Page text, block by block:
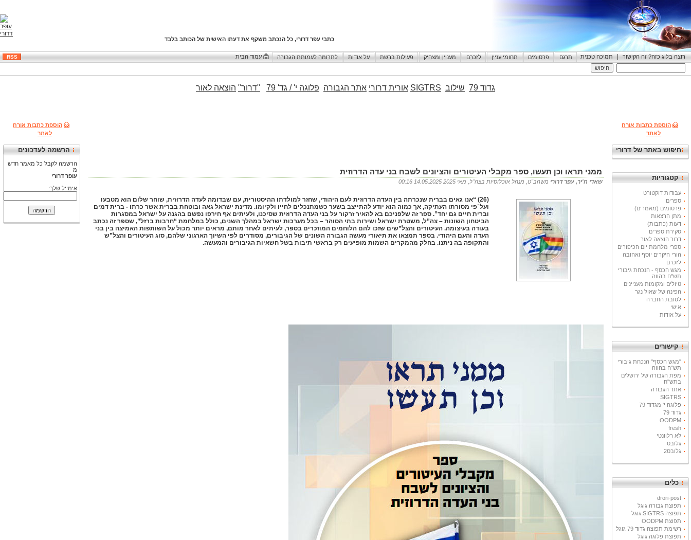
כתבי עפר דרורי, כל הנכתב משקף את דעתו האישית של הכותב בלבד
RSS רוצה בלוג כזה? זה הקישור | תמיכה טכנית תרגם פרסומים תחומי עניין לזכרם מעניין ומצחיק פעילות ברשת על אודות לתרומה לעמותת הגבורה עמוד הבית
הוספת כתבות אורח
לאתר
הרשמה לעדכונים
הרשמה לקבל כל מאמר חדש
מ
עופר דרורי
אימייל שלך:
הוספת כתבות אורח
לאתר
חיפוש באתר של דרורי
קטגוריות
עבודות דוקטורט
ספרים
פרסומים (מאמרים)
מתן הרצאות
דעות (כתבות)
סקירת ספרים
דרור הוצאה לאור
ספרי מלחמת יום הכיפורים
הורי היקרים יוסף ואהובה
לזכרם
מגש הכסף - הנכחת גיבורי
תש"ח בהווה
טיולים ומקומות מעניינים
הפינה של שאול נגר
לטובת החברה
אישי
על אודות
קישורים
"מגש הכסף" הנכחת גיבורי
תש"ח בהווה
מפת הגבורה של ירושלים
בתש"ח
אתר הגבורה
SIGTRS
פלוגה י' מגדוד 79
גדוד 79
OODPM
fresh
לא רלוונטי
גלובס
גלובס2
כלים
drori-post
תפוצת גבורה גוגל
תפוצה SIGTRS גוגל
תפוצת OODPM
רשימת תפוצה גדוד 79 גוגל
תפוצת פלוגה גוגל
גדוד 79 שילוב SIGTRS אורית דרורי אתר הגבורה פלוגה י' / גד' 79 "דרור" הוצאה לאור
ממני תראו וכן תעשו, ספר מקבלי העיטורים והציונים לשבח בני עדה הדרוזית
שאדי ח'יר, עפר דרורי משהב"ט, מנהל אוכלוסיות בצה"ל, מאי 2025 14.05.2025 00:16
(26) “אנו גאים בברית שנכרתה בין העדה הדרוזית לעם היהודי, שחזר למולדתו ההיסטורית, עם שבדומה לעדה הדרוזית, שוחר שלום הוא מטבעו
ועל־פי מסורתו העתיקה, אך כמוה הוא יודע להתייצב בשער כשמתנכלים לחייו ולקיומו. מדינת ישראל גאה ובוטחת בברית אשר כרתו - ברית דמים
וברית חיים גם יחד”. ספר זה שלפניכם בא להאיר זרקור על בני העדה הדרוזית שסיכנו, ולעיתים אף חירפו נפשם בהגנה על ישראל במסגרות
הביטחון השונות – צה”ל, משטרת ישראל ושירות בתי הסוהר – בכל מערכות ישראל במהלך השנים, כולל במלחמת “חרבות ברזל”, שספר זה נכתב
בעודה בעיצומה. העיטורים והצל”שים שזכו להם הלוחמים המוזכרים בספר, לעיתים לאחר מותם, מראים יותר מכול על השותפות האמיצה בין בני
העדה והעם היהודי. בספר תמצאו את תיאורי מעשה הגבורה השונים של הגיבורים, מסודרים לפי השיוך הארגוני שלהם, סוג העיטורים והצל”ש
והתקופה בה ניתנו. בחלק מהמקרים השמות מופיעים רק בראשי תיבות בשל חשאיות הגיבורים והמעשה.